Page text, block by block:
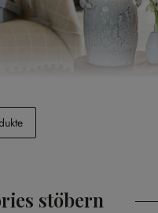
Zweige 3er Set Palmyra
48.95
stöbern